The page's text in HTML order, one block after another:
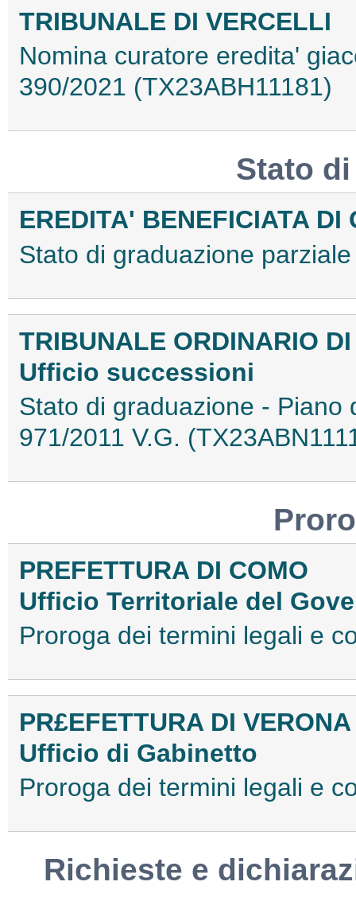
TRIBUNALE DI VERCELLI
Nomina curatore eredita'
390/2021 (TX23ABH11181)
Stato
EREDITA' BENEFICIATA DI
Stato di graduazione
TRIBUNALE ORDINARIO
Ufficio successioni
Stato di graduazione -
971/2011 V.G.
PREFETTURA DI COMO
Ufficio Territoriale del
Proroga dei termini legali e
PR£EFETTURA DI VERONA
Ufficio di Gabinetto
Proroga dei termini legali e
Richieste e